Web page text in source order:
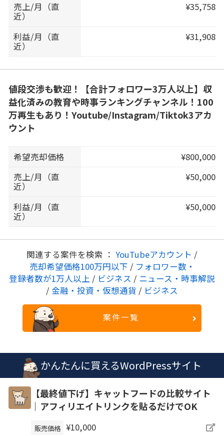
売上/月（直
近）
¥35,758
利益/月（直
近）
¥31,908
値段交渉も歓迎！【合計フォロワー3万人以上】収
益化済みの教育や時事ランキングチャンネル！100
万再生もあり！Youtube/Instagram/Tiktok3アカ
ウント
希望売却価格
¥800,000
売上/月（直
近）
¥50,000
利益/月（直
近）
¥50,000
関連する案件を検索 ： YouTubeアカウント /
売却希望価格100万円以下 / フォロワー数・
登録者数が1万人以上 / ビジネス / ニュース・時事解説
/ 金融・投資・仮想通貨 / ビジネス
案件一覧
かんたんに買えるWordPressサイト
【最終値下げ】キャットフードの比較サイト
｜アフィリエイトリンクを貼るだけでOK
販売価格 ¥10,000